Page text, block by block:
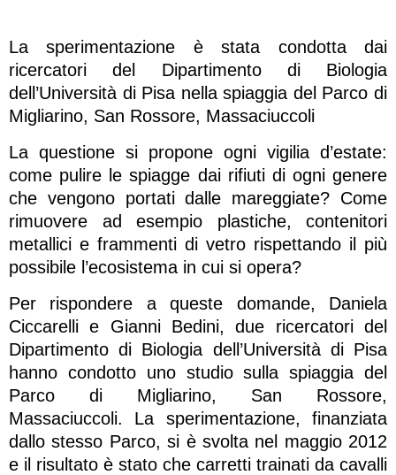
La sperimentazione è stata condotta dai
ricercatori del Dipartimento di Biologia
dell’Università di Pisa nella spiaggia del Parco di
Migliarino, San Rossore, Massaciuccoli
La questione si propone ogni vigilia d’estate:
come pulire le spiagge dai rifiuti di ogni genere
che vengono portati dalle mareggiate? Come
rimuovere ad esempio plastiche, contenitori
metallici e frammenti di vetro rispettando il più
possibile l’ecosistema in cui si opera?
Per rispondere a queste domande, Daniela
Ciccarelli e Gianni Bedini, due ricercatori del
Dipartimento di Biologia dell’Università di Pisa
hanno condotto uno studio sulla spiaggia del
Parco di Migliarino, San Rossore,
Massaciuccoli. La sperimentazione, finanziata
dallo stesso Parco, si è svolta nel maggio 2012
e il risultato è stato che carretti trainati da cavalli